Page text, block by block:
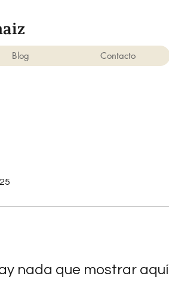
Blog Contacto
nada que mostrar aquí